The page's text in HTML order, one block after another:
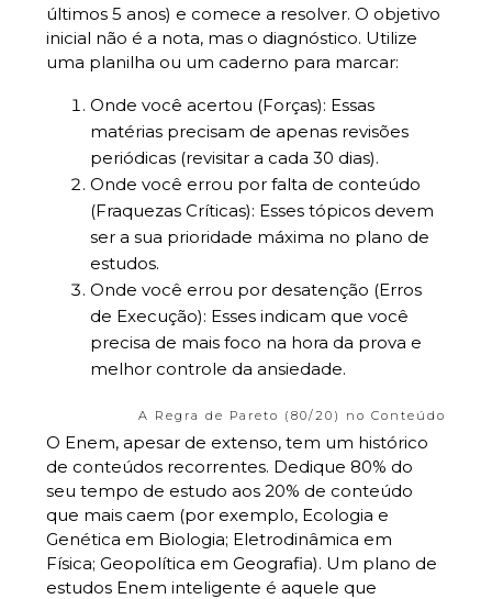
últimos 5 anos) e comece a resolver. O objetivo
inicial não é a nota, mas o diagnóstico. Utilize
uma planilha ou um caderno para marcar:
Onde você acertou (Forças): Essas
matérias precisam de apenas revisões
periódicas (revisitar a cada 30 dias).
Onde você errou por falta de conteúdo
(Fraquezas Críticas): Esses tópicos devem
ser a sua prioridade máxima no plano de
estudos.
Onde você errou por desatenção (Erros
de Execução): Esses indicam que você
precisa de mais foco na hora da prova e
melhor controle da ansiedade.
A Regra de Pareto (80/20) no Conteúdo
O Enem, apesar de extenso, tem um histórico
de conteúdos recorrentes. Dedique 80% do
seu tempo de estudo aos 20% de conteúdo
que mais caem (por exemplo, Ecologia e
Genética em Biologia; Eletrodinâmica em
Física; Geopolítica em Geografia). Um plano de
estudos Enem inteligente é aquele que